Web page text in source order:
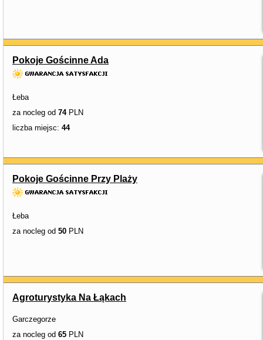
Pokoje Gościnne Ada
Łeba
za nocleg od 74PLN
liczba miejsc: 44
Pokoje Gościnne Przy Plaży
Łeba
za nocleg od 50 PLN
Agroturystyka Na Łąkach
Garczegorze
za nocleg od 65 PLN